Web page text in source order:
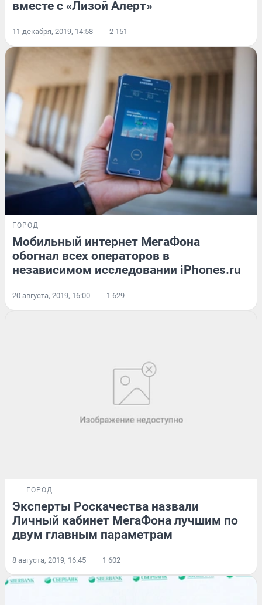
вместе с «Лизой Алерт»
11 декабря, 2019, 14:58 2 151
ГОРОД
Мобильный интернет МегаФона
обогнал всех операторов в
независимом исследовании iPhones.ru
20 августа, 2019, 16:00 1 629
ГОРОД
Эксперты Роскачества назвали
Личный кабинет МегаФона лучшим по
двум главным параметрам
8 августа, 2019, 16:45 1 602